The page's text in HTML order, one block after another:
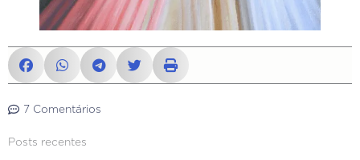
7 Comentários
Posts recentes